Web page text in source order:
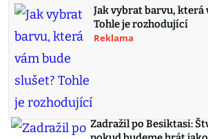
Jak vybrat barvu, která
Tohle je rozhodující
Reklama
Zadražil po Besiktasi: